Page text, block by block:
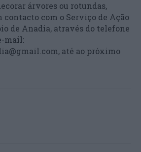
árvores ou rotundas,
contacto com o Serviço de Ação
de Anadia, através do telefone
mail:
até ao próximo